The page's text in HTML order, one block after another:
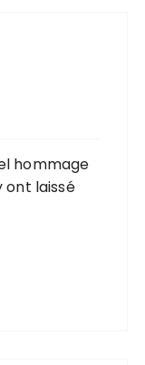
hommage
ont laissé